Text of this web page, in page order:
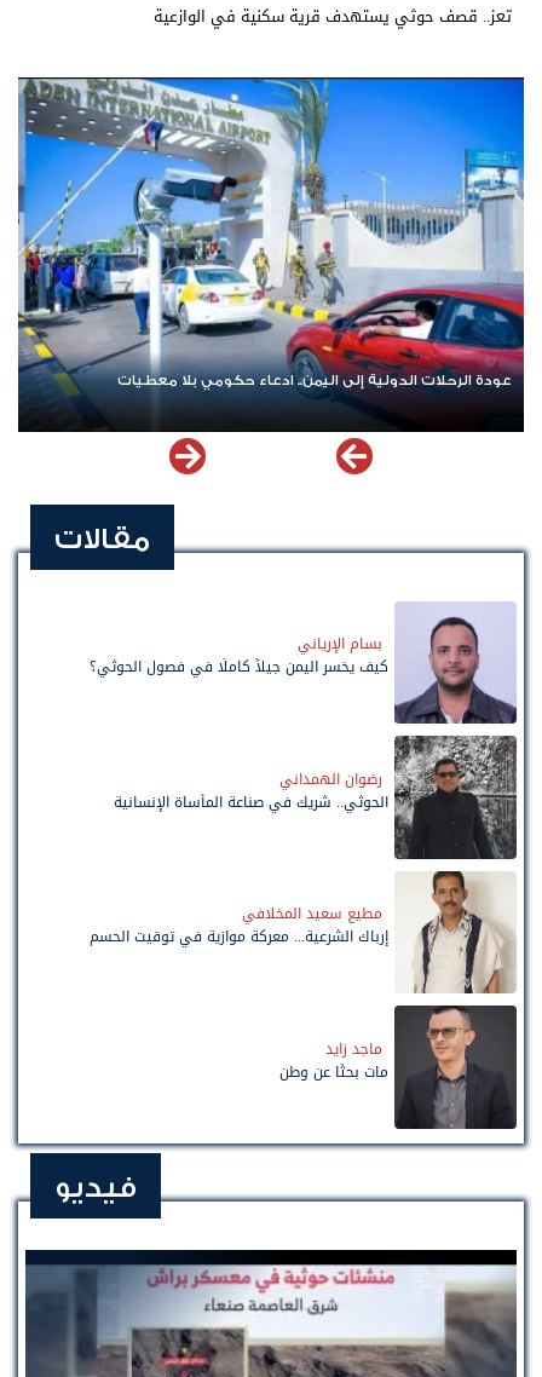
تعز.. قصف حوثي يستهدف قرية سكنية في الوازعية
عودة الرحلات الدولية إلى اليمن.. ادعاء حكومي بلا معطيات
مقالات
بسام الإرياني
كيف يخسر اليمن جيلاً كاملًا في فصول الحوثي؟
رضوان الهمداني
الحوثي.. شريك في صناعة المأساة الإنسانية
مطيع سعيد المخلافي
إرباك الشرعية... معركة موازية في توقيت الحسم
ماجد زايد
مات بحثًا عن وطن
فيديو